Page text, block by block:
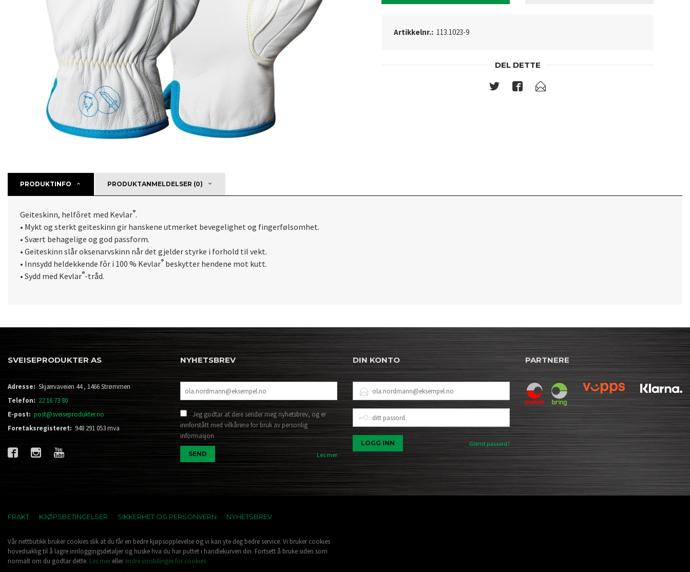
Artikkelnr.: 113.1023-9
DEL DETTE
PRODUKTINFO PRODUKTANMELDELSER (0)
Geiteskinn, helfôret med Kevlar®.
• Mykt og sterkt geiteskinn gir hanskene utmerket bevegelighet og fingerfølsomhet.
• Svært behagelige og god passform.
• Geiteskinn slår oksenarvskinn når det gjelder styrke i forhold til vekt.
• Innsydd heldekkende fôr i 100 % Kevlar® beskytter hendene mot kutt.
• Sydd med Kevlar®-tråd.
SVEISEPRODUKTER AS
Adresse: Skjærvaveien 44 , 1466 Strømmen
Telefon: 22 16 73 80
E-post: post@sveiseprodukter.no
Foretaksregisteret: 948 291 053 mva
NYHETSBREV
Jeg godtar at dere sender meg nyhetsbrev, og er
innforstått med vilkårene for bruk av personlig
informasjon
Les mer
DIN KONTO
POSTADRESSE
PASSORD
Glemt passord?
PARTNERE
FRAKT KJØPSBETINGELSER SIKKERHET OG PERSONVERN NYHETSBREV
Vår nettbutikk bruker cookies slik at du får en bedre kjøpsopplevelse og vi kan yte deg bedre service. Vi bruker cookies
hovedsaklig til å lagre innloggingsdetaljer og huske hva du har puttet i handlekurven din. Fortsett å bruke siden som
normalt om du godtar dette. Les merellerendre innstillinger for cookies.